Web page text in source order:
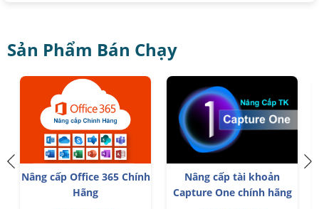
Sản Phẩm Bán Chạy
Nâng cấp Office 365 Chính
Hãng
Nâng cấp tài khoản
Capture One chính hãng